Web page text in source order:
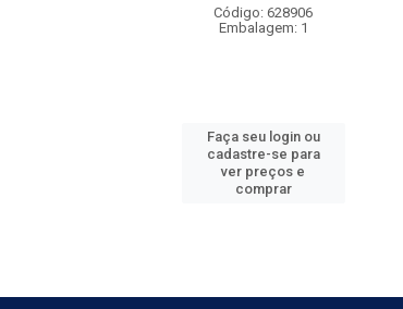
Código: 628906
Embalagem: 1
Faça seu login ou
cadastre-se para
ver preços e
comprar